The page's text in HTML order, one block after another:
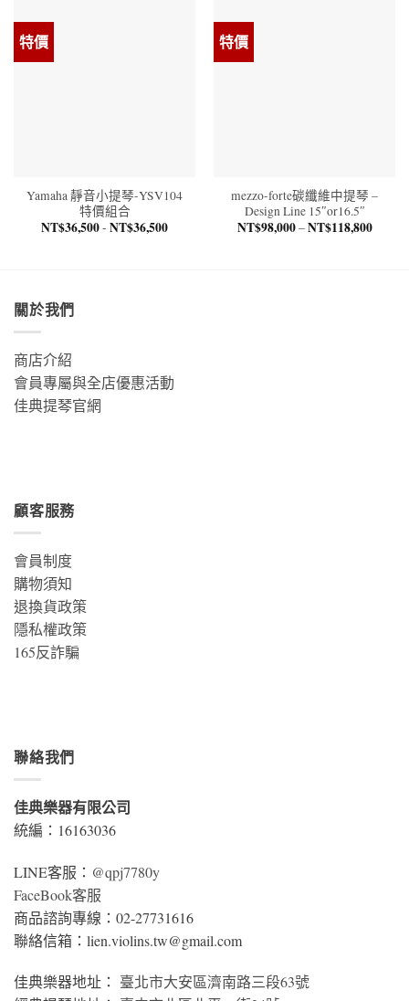
特價
Yamaha 靜音小提琴-YSV104
特價組合
NT$36,500- NT$36,500
特價
mezzo-forte碳纖維中提琴 –
Design Line 15″or16.5″
NT$98,000–NT$118,800價
關於我們
商店介紹
會員專屬與全店優惠活動
佳典提琴官網
顧客服務
會員制度
購物須知
退換貨政策
隱私權政策
165反詐騙
聯絡我們
佳典樂器有限公司
統編：16163036
LINE客服： @qpj7780y
FaceBook客服
商品諮詢專線：02-27731616
聯絡信箱：lien.violins.tw@gmail.com
佳典樂器地址： 臺北市大安區濟南路三段63號